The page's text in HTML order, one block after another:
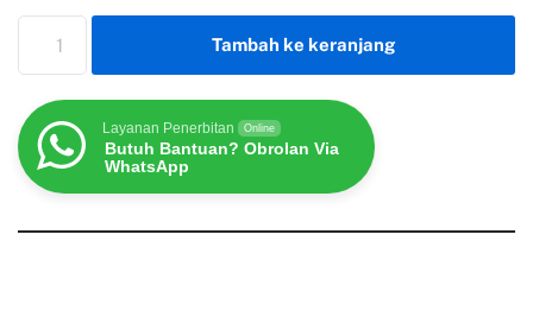
Tambah ke keranjang
Layanan Penerbitan Online
Butuh Bantuan? Obrolan Via
WhatsApp